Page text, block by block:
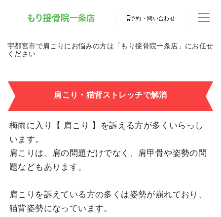
予約・問い合わせ
宇都宮市で肩こりにお悩みの方は「もり接骨院一条店」にお任せ
ください
肩こり・猫背ストレッチで解消
梅雨に入り【 肩こり 】を訴える方が多くいらっし
います。
肩こりは、肩の問題だけでなく、肩甲骨や姿勢の問
題などもあります。
肩こりを訴えている方の多くは姿勢が崩れており、
猫背姿勢になっています。